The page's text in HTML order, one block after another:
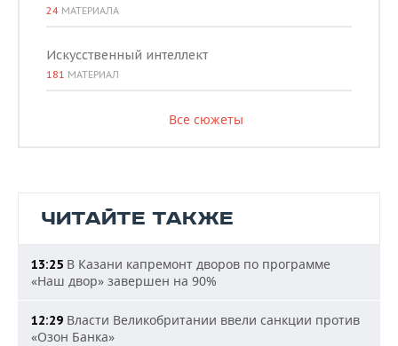
24 МАТЕРИАЛА
Искусственный интеллект
181 МАТЕРИАЛ
Все сюжеты
ЧИТАЙТЕ ТАКЖЕ
13:25 В Казани капремонт дворов по программе
«Наш двор» завершен на 90%
12:29 Власти Великобритании ввели санкции против
«Озон Банка»